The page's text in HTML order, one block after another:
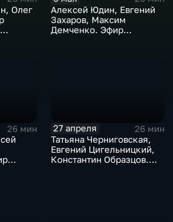
Олег
Алексей Юдин, Евгений
Захаров, Максим
Демченко. Эфир
26 мин
27 апреля
26 мин
Татьяна Черниговская,
Евгений Цигельницкий,
Константин Образцов.